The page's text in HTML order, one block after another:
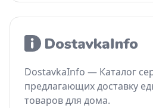
DostavkaInfo — Каталог
предлагающих доставку
товаров для дома.